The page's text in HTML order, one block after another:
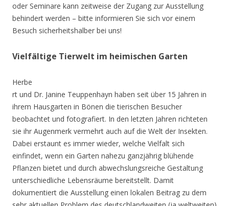
oder Seminare kann zeitweise der Zugang zur Ausstellung
behindert werden – bitte informieren Sie sich vor einem
Besuch sicherheitshalber bei uns!
Vielfältige Tierwelt im heimischen Garten
Herbe
rt und Dr. Janine Teuppenhayn haben seit über 15 Jahren in
ihrem Hausgarten in Bönen die tierischen Besucher
beobachtet und fotografiert. In den letzten Jahren richteten
sie ihr Augenmerk vermehrt auch auf die Welt der Insekten.
Dabei erstaunt es immer wieder, welche Vielfalt sich
einfindet, wenn ein Garten nahezu ganzjährig blühende
Pflanzen bietet und durch abwechslungsreiche Gestaltung
unterschiedliche Lebensräume bereitstellt. Damit
dokumentiert die Ausstellung einen lokalen Beitrag zu dem